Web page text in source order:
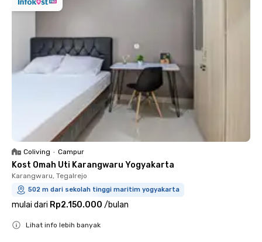
Coliving • Campur
Kost Omah Uti Karangwaru Yogyakarta
Karangwaru, Tegalrejo
502 m dari sekolah tinggi maritim yogyakarta
mulai dari Rp2.150.000 /bulan
Lihat info lebih banyak